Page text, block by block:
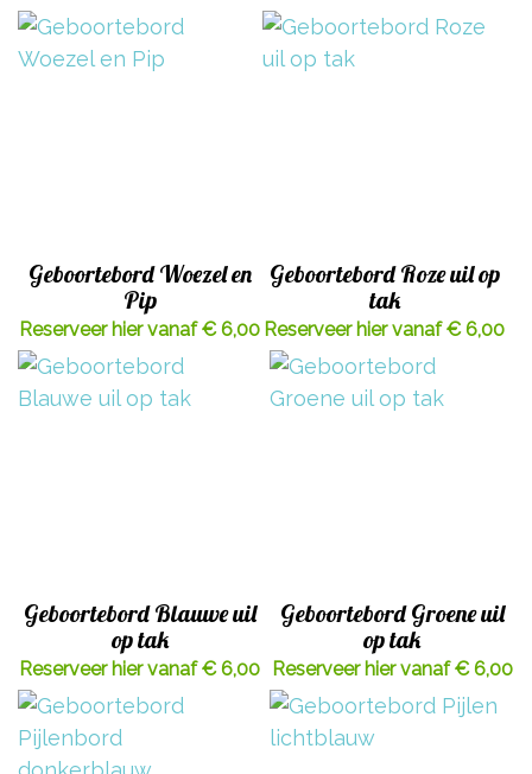
Geboortebord Woezel en
Pip
Reserveer hier vanaf € 6,00
Geboortebord Roze uil op
tak
Reserveer hier vanaf € 6,00
Geboortebord Blauwe uil
op tak
Reserveer hier vanaf € 6,00
Geboortebord Groene uil
op tak
Reserveer hier vanaf € 6,00